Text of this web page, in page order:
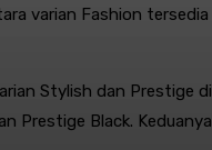
varian Fashion
Stylish dan Prestige
Prestige Black.